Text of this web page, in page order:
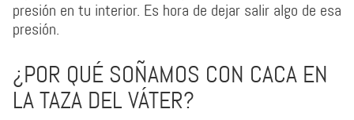
presión en tu interior. Es hora de dejar salir algo de esa
presión.
¿POR QUÉ SOÑAMOS CON CACA EN
LA TAZA DEL VÁTER?